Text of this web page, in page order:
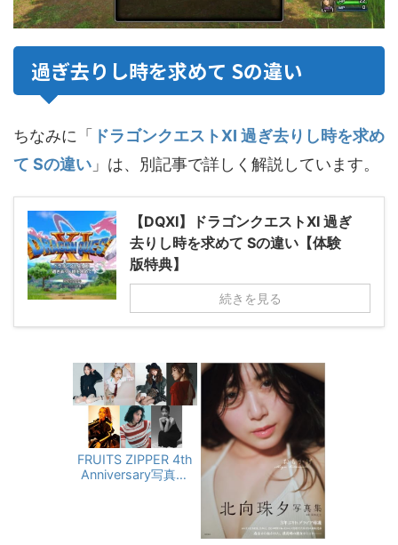
過ぎ去りし時を求めて Sの違い
ちなみに「 ドラゴンクエストXI 過ぎ去りし時を求め
て Sの違い 」は、別記事で詳しく解説しています。
【DQXI】ドラゴンクエストXI 過ぎ
去りし時を求めて Sの違い【体験
版特典】
続きを見る
FRUITS ZIPPER 4th
Anniversary写真集